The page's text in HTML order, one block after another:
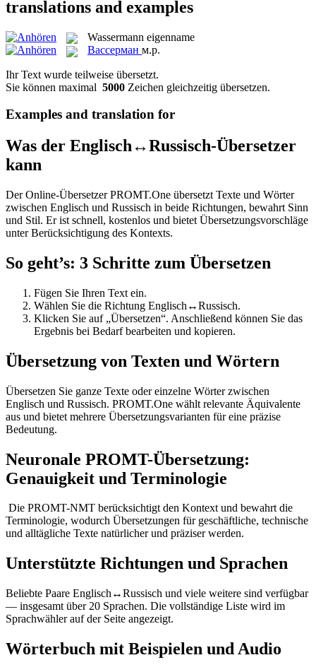
translations and examples
Wassermann eigenname
Вассерман м.р.
Ihr Text wurde teilweise übersetzt.
Sie können maximal 5000 Zeichen gleichzeitig übersetzen.
Examples and translation for
Was der Englisch↔Russisch-Übersetzer
kann
Der Online-Übersetzer PROMT.One übersetzt Texte und Wörter
zwischen Englisch und Russisch in beide Richtungen, bewahrt Sinn
und Stil. Er ist schnell, kostenlos und bietet Übersetzungsvorschläge
unter Berücksichtigung des Kontexts.
So geht’s: 3 Schritte zum Übersetzen
Fügen Sie Ihren Text ein.
Wählen Sie die Richtung Englisch↔Russisch.
Klicken Sie auf „Übersetzen“. Anschließend können Sie das
Ergebnis bei Bedarf bearbeiten und kopieren.
Übersetzung von Texten und Wörtern
Übersetzen Sie ganze Texte oder einzelne Wörter zwischen
Englisch und Russisch. PROMT.One wählt relevante Äquivalente
aus und bietet mehrere Übersetzungsvarianten für eine präzise
Bedeutung.
Neuronale PROMT-Übersetzung:
Genauigkeit und Terminologie
Die PROMT-NMT berücksichtigt den Kontext und bewahrt die
Terminologie, wodurch Übersetzungen für geschäftliche, technische
und alltägliche Texte natürlicher und präziser werden.
Unterstützte Richtungen und Sprachen
Beliebte Paare Englisch↔Russisch und viele weitere sind verfügbar
— insgesamt über 20 Sprachen. Die vollständige Liste wird im
Sprachwähler auf der Seite angezeigt.
Wörterbuch mit Beispielen und Audio